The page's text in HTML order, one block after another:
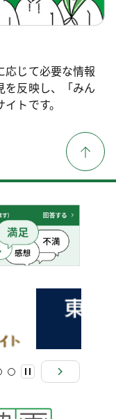
応じて必要な情報
を反映し、「みん
トです。